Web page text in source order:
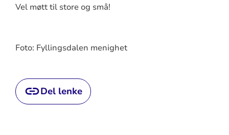
Vel møtt til store og små!
Foto: Fyllingsdalen menighet
Del lenke